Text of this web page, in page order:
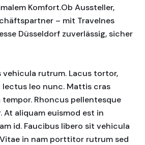
Komfort.Ob Aussteller,
– mit Travelnes
Düsseldorf zuverlässig, sicher
rutrum. Lacus tortor,
lectus leo nunc. Mattis cras
Rhoncus pellentesque
aliquam euismod est in
id. Faucibus libero sit vehicula
in nam porttitor rutrum sed